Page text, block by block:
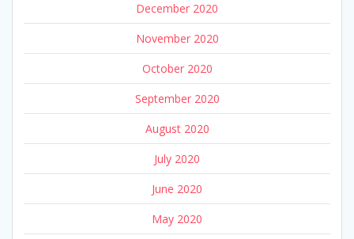
December 2020
November 2020
October 2020
September 2020
August 2020
July 2020
June 2020
May 2020